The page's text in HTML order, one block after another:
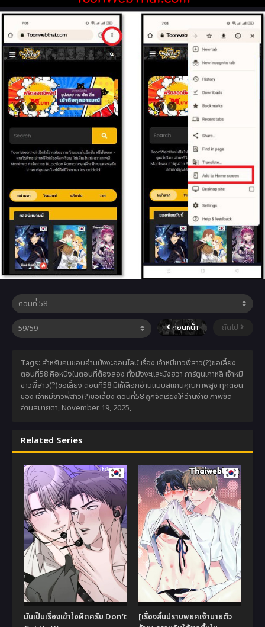
ก่อนหน้า ถัดไป
Tags: สำหรับคนชอบอ่านมังงะออนไลน์ เรื่อง เจ้าหมีขาวพี่สาว(?)ขอเลี้ยง
ตอนที่58 คือหนึ่งในตอนที่ต้องลอง ทั้งมังงะและมังฮวา การ์ตูนเกาหลี เจ้าหมี
ขาวพี่สาว(?)ขอเลี้ยง ตอนที่58 มีให้เลือกอ่านแบบสแกนคุณภาพสูง ทุกตอน
ของ เจ้าหมีขาวพี่สาว(?)ขอเลี้ยง ตอนที่58 ถูกจัดเรียงให้อ่านง่าย ภาพชัด
อ่านสบายตา, November 19, 2025,
Related Series
มันเป็นเรื่องเข้าใจผิดครับ Don’t
[เรื่องสั้นปราบพยศเจ้านายตัว